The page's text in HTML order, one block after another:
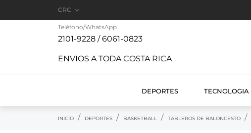
CRC 
Teléfono/WhatsApp
2101-9228 / 6061-0823
ENVIOS A TODA COSTA RICA
DEPORTES TECNOLOGIA
INICIO DEPORTES BASKETBALL TABLEROS DE BALONCESTO